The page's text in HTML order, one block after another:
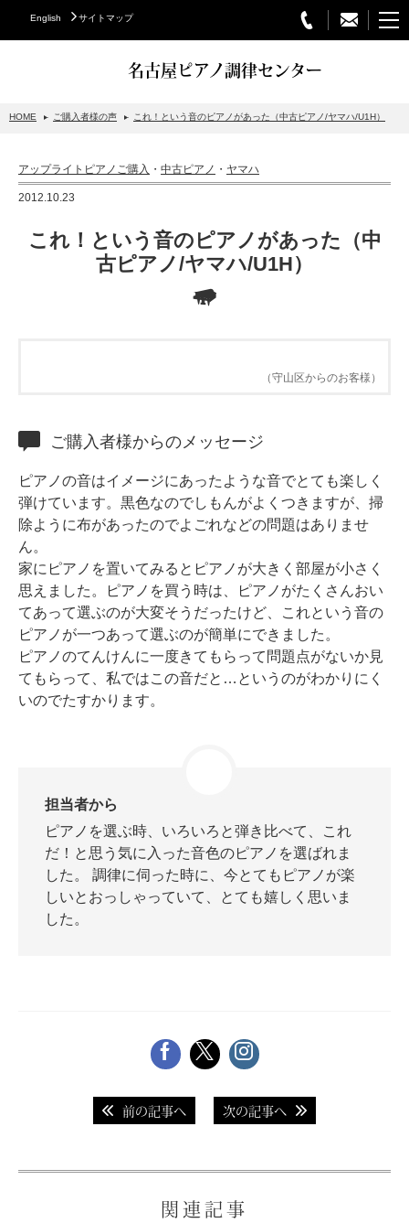
English サイトマップ
名古屋ピアノ調律センター
スタインウェイについて
アップライトピアノ
ホフマンアップライトピアノ
中古ピアノ
調律
修理
スタッフ紹介
HOME ご購入者様の声 これ！という音のピアノがあった（中古ピアノ/ヤマハ/U1H）
アップライトピアノご購入 ・ 中古ピアノ ・ ヤマハ
2012.10.23
これ！という音のピアノがあった（中
古ピアノ/ヤマハ/U1H）
（守山区からのお客様）
ご購入者様からのメッセージ
ピアノの音はイメージにあったような音でとても楽しく
弾けています。黒色なのでしもんがよくつきますが、掃
除ように布があったのでよごれなどの問題はありませ
ん。
家にピアノを置いてみるとピアノが大きく部屋が小さく
思えました。ピアノを買う時は、ピアノがたくさんおい
てあって選ぶのが大変そうだったけど、これという音の
ピアノが一つあって選ぶのが簡単にできました。
ピアノのてんけんに一度きてもらって問題点がないか見
てもらって、私ではこの音だと…というのがわかりにく
いのでたすかります。
担当者から
ピアノを選ぶ時、いろいろと弾き比べて、これ
だ！と思う気に入った音色のピアノを選ばれま
した。 調律に伺った時に、今とてもピアノが楽
しいとおっしゃっていて、とても嬉しく思いま
した。
前の記事へ 次の記事へ
関連記事